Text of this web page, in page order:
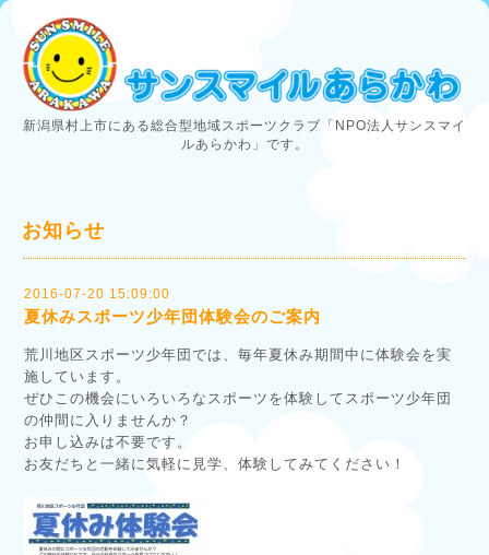
新潟県村上市にある総合型地域スポーツクラブ「NPO法人サンスマイ
ルあらかわ」です。
お知らせ
2016-07-20 15:09:00
夏休みスポーツ少年団体験会のご案内
荒川地区スポーツ少年団では、毎年夏休み期間中に体験会を実
施しています。
ぜひこの機会にいろいろなスポーツを体験してスポーツ少年団
の仲間に入りませんか？
お申し込みは不要です。
お友だちと一緒に気軽に見学、体験してみてください！